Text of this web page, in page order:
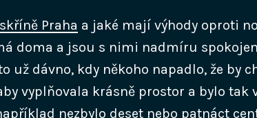
Praha a jaké mají výhody oproti
doma a jsou s nimi nadmíru
už dávno, kdy někoho napadlo, že by
vyplňovala krásně prostor a bylo tak
nezbylo deset nebo patnáct